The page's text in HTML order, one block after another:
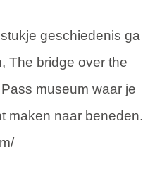
geschiedenis ga
The bridge over the
museum waar je
maken naar beneden.